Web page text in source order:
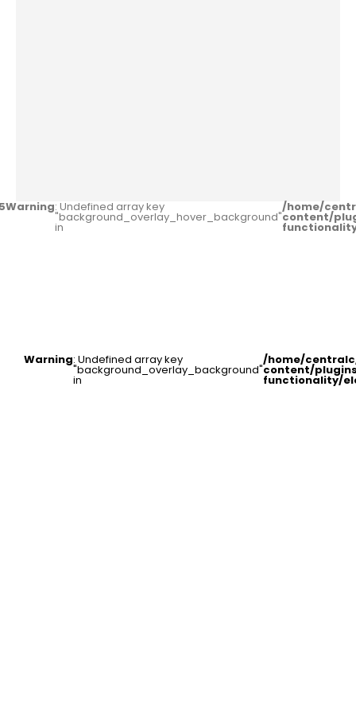
Warning: Undefined array key
"background_overlay_hover_background"
in
/home/
content/
Warning: Undefined array key
"background_overlay_background"
in
/home/
content/
functionality/